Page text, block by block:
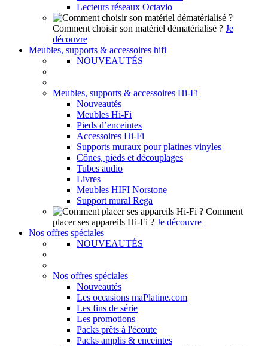
Lecteurs réseaux Octavio
Comment choisir son matériel dématérialisé ? Je
découvre
Meubles, supports & accessoires hifi
NOUVEAUTÉS
Meubles, supports & accessoires Hi-Fi
Nouveautés
Meubles Hi-Fi
Pieds d’enceintes
Accessoires Hi-Fi
Supports muraux pour platines vinyles
Cônes, pieds et découplages
Tubes audio
Livres
Meubles HIFI Norstone
Support mural Rega
Comment
placer ses appareils Hi-Fi ? Je découvre
Nos offres spéciales
NOUVEAUTÉS
Nos offres spéciales
Nouveautés
Les occasions maPlatine.com
Les fins de série
Les promotions
Packs prêts à l'écoute
Packs amplis & enceintes